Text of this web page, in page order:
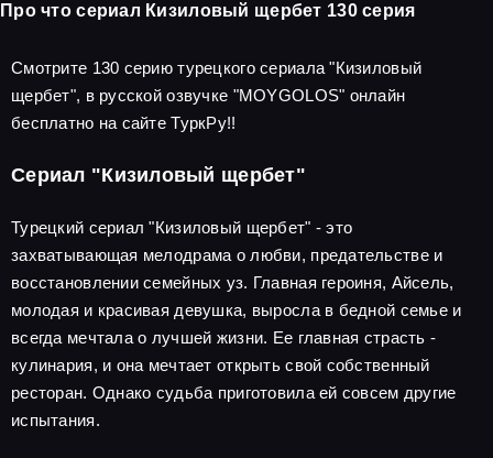
Про что сериал Кизиловый щербет 130 серия
Смотрите 130 серию турецкого сериала "Кизиловый
щербет", в русской озвучке "MOYGOLOS" онлайн
бесплатно на сайте ТуркРу!!
Сериал "Кизиловый щербет"
Турецкий сериал "Кизиловый щербет" - это
захватывающая мелодрама о любви, предательстве и
восстановлении семейных уз. Главная героиня, Айсель,
молодая и красивая девушка, выросла в бедной семье и
всегда мечтала о лучшей жизни. Ее главная страсть -
кулинария, и она мечтает открыть свой собственный
ресторан. Однако судьба приготовила ей совсем другие
испытания.